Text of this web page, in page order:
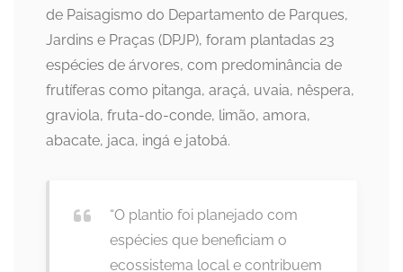
de Paisagismo do Departamento de Parques,
Jardins e Praças (DPJP), foram plantadas 23
espécies de árvores, com predominância de
frutíferas como pitanga, araçá, uvaia, nêspera,
graviola, fruta-do-conde, limão, amora,
abacate, jaca, ingá e jatobá.
“O plantio foi planejado com
espécies que beneficiam o
ecossistema local e contribuem